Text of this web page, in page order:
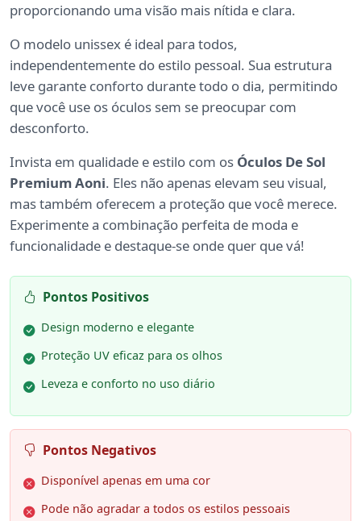
proporcionando uma visão mais nítida e clara.
O modelo unissex é ideal para todos,
independentemente do estilo pessoal. Sua estrutura
leve garante conforto durante todo o dia, permitindo
que você use os óculos sem se preocupar com
desconforto.
Invista em qualidade e estilo com os Óculos De Sol
Premium Aoni. Eles não apenas elevam seu visual,
mas também oferecem a proteção que você merece.
Experimente a combinação perfeita de moda e
funcionalidade e destaque-se onde quer que vá!
Pontos Positivos
Design moderno e elegante
Proteção UV eficaz para os olhos
Leveza e conforto no uso diário
Pontos Negativos
Disponível apenas em uma cor
Pode não agradar a todos os estilos pessoais